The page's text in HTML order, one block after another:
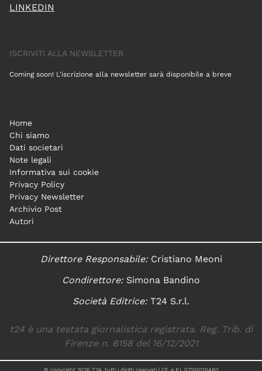
LINKEDIN
ISCRIVITI ALLA NEWSLETTER
Coming soon! L'iscrizione alla newsletter sarà disponibile a breve
Home
Chi siamo
Dati societari
Note legali
Informativa sui cookie
Privacy Policy
Privacy Newsletter
Archivio Post
Autori
Direttore Responsabile:Cristiano Meoni
Condirettore:Simona Bandino
Società Editrice:T24 S.r.l.
t24 è una testata giornalistica registrata. Reg. Trib. di
Firenze n. 6158 del 16/12/2021